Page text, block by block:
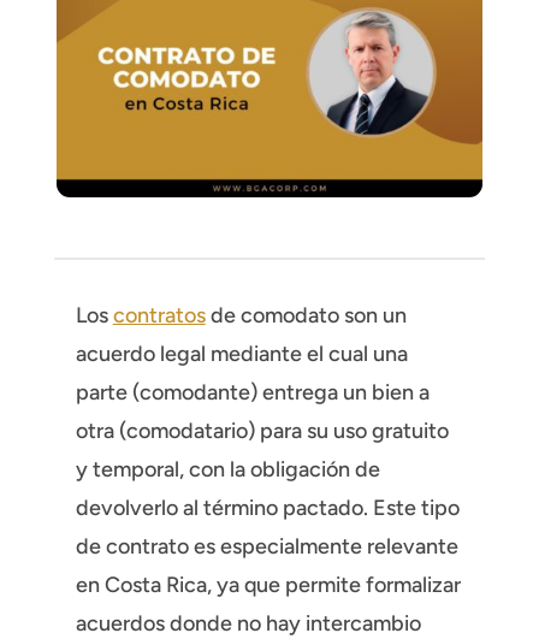
Loscontratosde comodato son un
acuerdo legal mediante el cual una
parte (comodante) entrega un bien a
otra (comodatario) para su uso gratuito
y temporal, con la obligación de
devolverlo al término pactado. Este tipo
de contrato es especialmente relevante
en Costa Rica, ya que permite formalizar
acuerdos donde no hay intercambio